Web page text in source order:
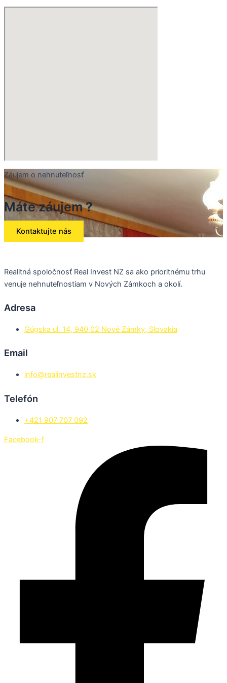
Záujem o nehnuteľnosť
Máte záujem ?
Kontaktujte nás
Realitná spoločnosť Real Invest NZ sa ako prioritnému trhu
venuje nehnuteľnostiam v Nových Zámkoch a okolí.
Adresa
Gúgska ul. 14, 940 02 Nové Zámky, Slovakia
Email
info@realinvestnz.sk
Telefón
+421 907 707 092
Facebook-f